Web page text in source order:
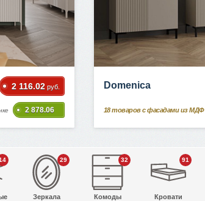
2 116.02 руб.
2 878.06
Domenica
18 товаров с фасадами из МДФ
29
Зеркала
32
Комоды
91
Кровати